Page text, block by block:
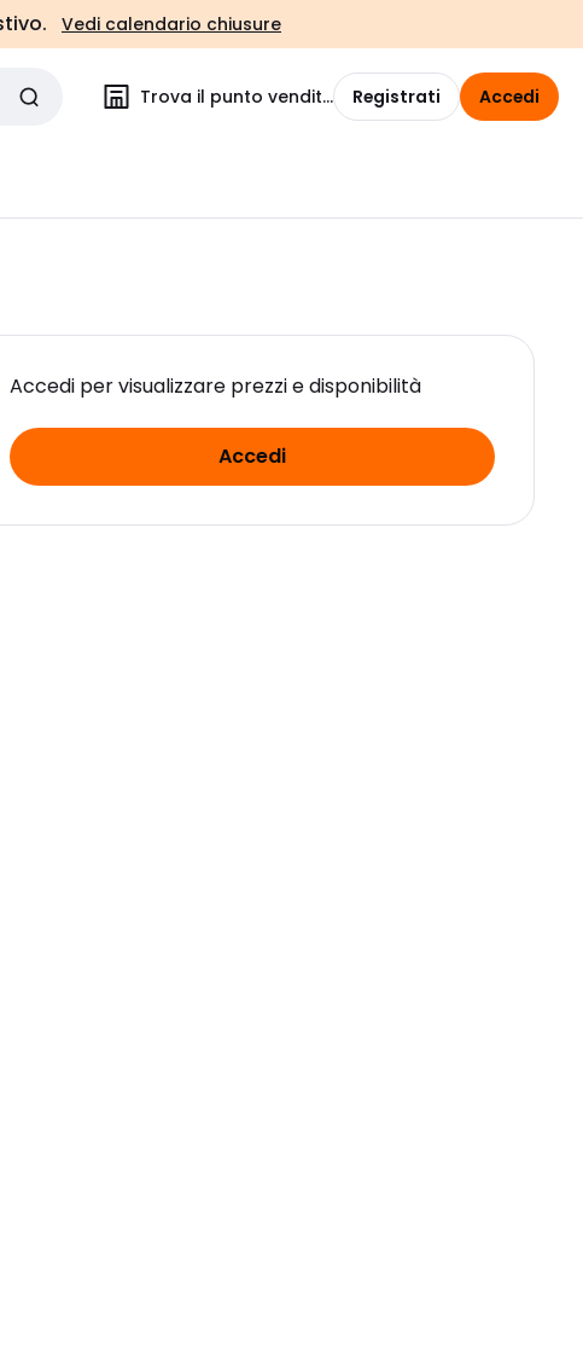
Vedi calendario chiusure
Trova il punto vendita Registrati Accedi
Accedi per visualizzare prezzi e disponibilità
Accedi